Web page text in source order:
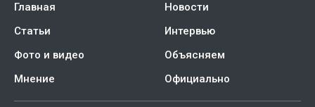
Главная
Новости
Статьи
Интервью
Фото и видео
Объясняем
Мнение
Официально